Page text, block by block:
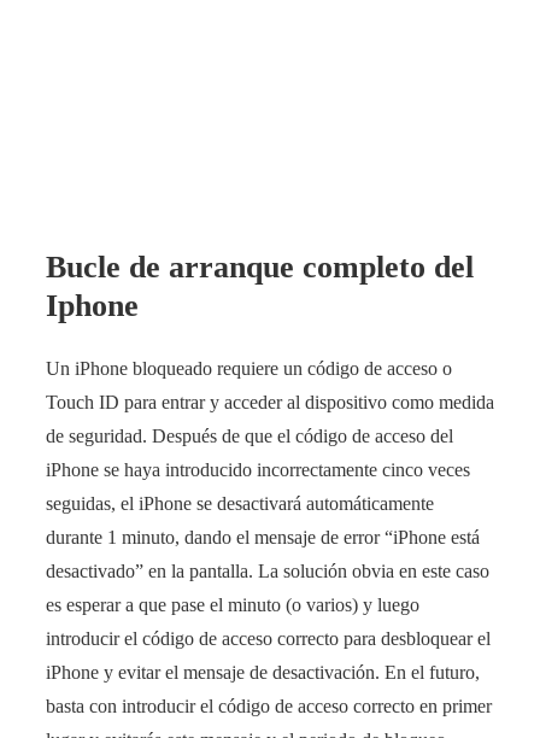
Bucle de arranque completo del
Iphone
Un iPhone bloqueado requiere un código de acceso o
Touch ID para entrar y acceder al dispositivo como medida
de seguridad. Después de que el código de acceso del
iPhone se haya introducido incorrectamente cinco veces
seguidas, el iPhone se desactivará automáticamente
durante 1 minuto, dando el mensaje de error “iPhone está
desactivado” en la pantalla. La solución obvia en este caso
es esperar a que pase el minuto (o varios) y luego
introducir el código de acceso correcto para desbloquear el
iPhone y evitar el mensaje de desactivación. En el futuro,
basta con introducir el código de acceso correcto en primer